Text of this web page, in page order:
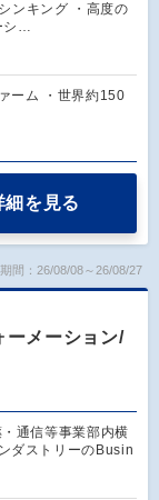
ンキング ・高度の
シ…
ーム ・世界約150
細を見る
間：26/08/08～26/08/27
ーメーション/
通信等事業部内横
ダストリーのBusin